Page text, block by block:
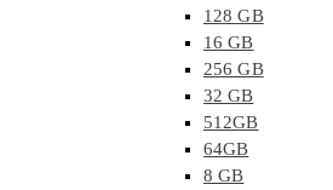
128 GB
16 GB
256 GB
32 GB
512GB
64GB
8 GB